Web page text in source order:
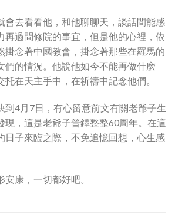
會去看看他，和他聊聊天，談話間能感
再過問修院的事宜，但是他的心裡，依
掛念著中國教會，掛念著那些在羅馬的
們的情況。他說他如今不能再做什麽
在天主手中，在祈禱中記念他們。
到4月7日，有心留意前文有關老爺子生
現，這是老爺子晉鐸整整60周年。在這
日子來臨之際，不免追憶回想，心生感
康，一切都好吧。